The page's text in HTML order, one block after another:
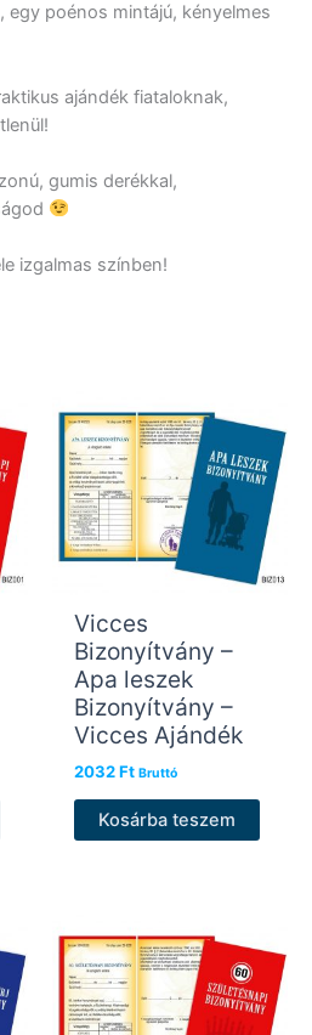
egy poénos mintájú, kényelmes
ajándék fiataloknak,
gumis derékkal,
izgalmas színben!
Vicces
Bizonyítvány –
Apa leszek
Bizonyítvány –
Vicces Ajándék
2032Ft Bruttó
Kosárba teszem